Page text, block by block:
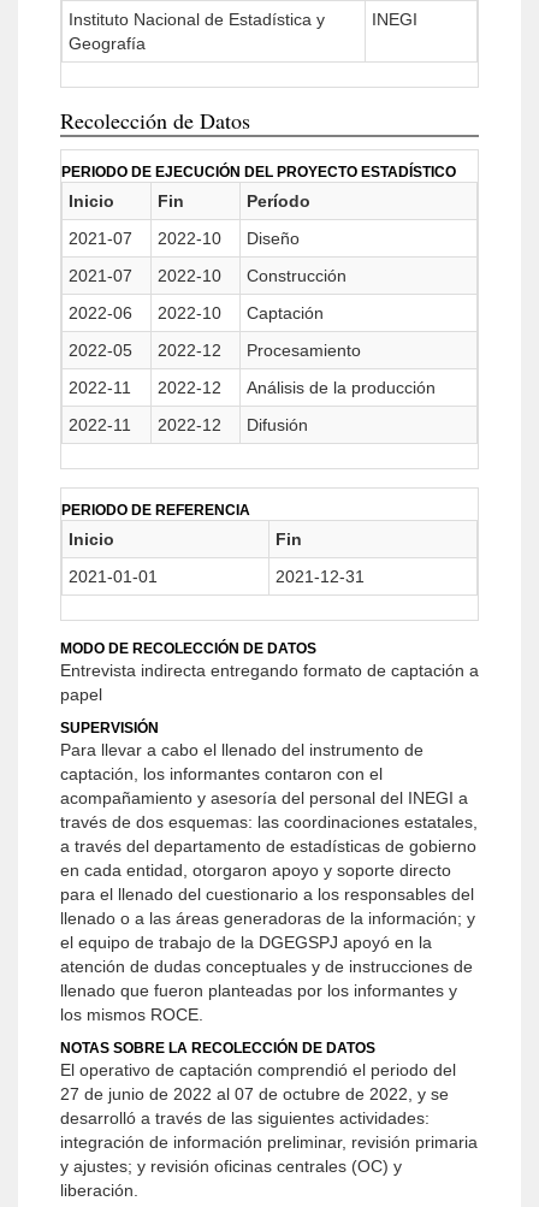
Instituto Nacional de Estadística y
Geografía
INEGI
Recolección de Datos
PERIODO DE EJECUCIÓN DEL PROYECTO ESTADÍSTICO
Inicio Fin
Período
2021-07
2022-10
Diseño
2021-07
2022-10
Construcción
2022-06
2022-10
Captación
2022-05
2022-12
Procesamiento
2022-11
2022-12
Análisis de la producción
2022-11
2022-12 Difusión
PERIODO DE REFERENCIA
Inicio
Fin
2021-01-01
2021-12-31
MODO DE RECOLECCIÓN DE DATOS
Entrevista indirecta entregando formato de captación a
papel
SUPERVISIÓN
Para llevar a cabo el llenado del instrumento de
captación, los informantes contaron con el
acompañamiento y asesoría del personal del INEGI a
través de dos esquemas: las coordinaciones estatales,
a través del departamento de estadísticas de gobierno
en cada entidad, otorgaron apoyo y soporte directo
para el llenado del cuestionario a los responsables del
llenado o a las áreas generadoras de la información; y
el equipo de trabajo de la DGEGSPJ apoyó en la
atención de dudas conceptuales y de instrucciones de
llenado que fueron planteadas por los informantes y
los mismos ROCE.
NOTAS SOBRE LA RECOLECCIÓN DE DATOS
El operativo de captación comprendió el periodo del
27 de junio de 2022 al 07 de octubre de 2022, y se
desarrolló a través de las siguientes actividades:
integración de información preliminar, revisión primaria
y ajustes; y revisión oficinas centrales (OC) y
liberación.